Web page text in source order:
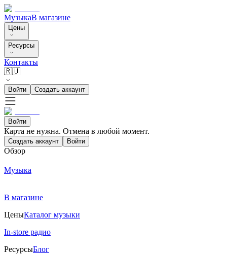
МузыкаВ магазине
Цены
Ресурсы
Контакты
🇷🇺
Войти Создать аккаунт
Войти
Карта не нужна. Отмена в любой момент.
Создать аккаунт Войти
Обзор
Музыка
В магазине
ЦеныКаталог музыки
In-store радио
РесурсыБлог